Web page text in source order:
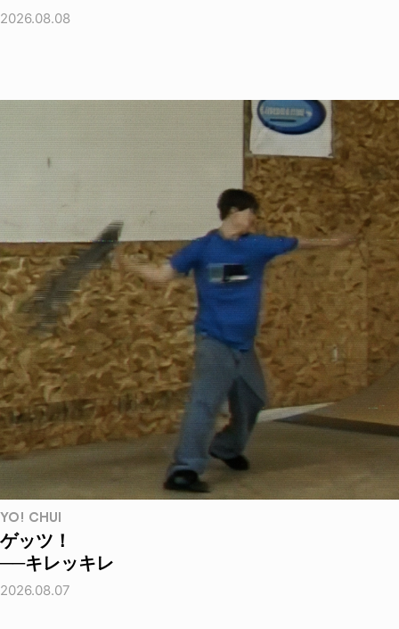
2026.08.08
YO! CHUI
ゲッツ！
──キレッキレ
2026.08.07